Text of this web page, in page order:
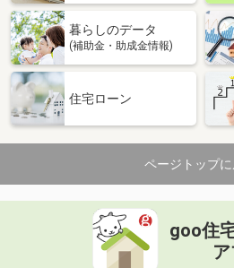
暮らしのデータ
(補助金・助成金情報)
住宅ローン
ページトップに
goo住